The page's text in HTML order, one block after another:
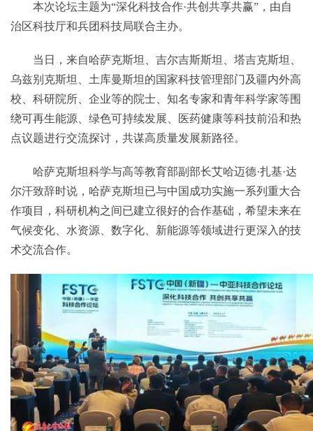
本次论坛主题为“深化科技合作·共创共享共赢”，由自
治区科技厅和兵团科技局联合主办。
当日，来自哈萨克斯坦、吉尔吉斯斯坦、塔吉克斯坦、
乌兹别克斯坦、土库曼斯坦的国家科技管理部门及疆内外高
校、科研院所、企业等的院士、知名专家和青年科学家等围
绕可再生能源、绿色可持续发展、医药健康等科技前沿和热
点议题进行交流探讨，共谋高质量发展新路径。
哈萨克斯坦科学与高等教育部副部长艾哈迈德·扎基·达
尔汗致辞时说，哈萨克斯坦已与中国成功实施一系列重大合
作项目，科研机构之间已建立很好的合作基础，希望未来在
气候变化、水资源、数字化、新能源等领域进行更深入的技
术交流合作。